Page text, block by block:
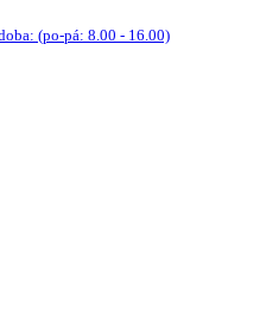
Chicago-Shorts-Z modré